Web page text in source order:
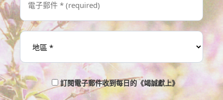
訂閱電子郵件收到每日的《竭誠獻上》